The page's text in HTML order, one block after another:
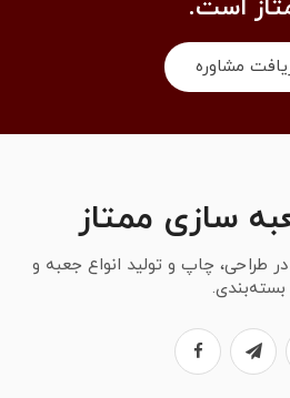
است.
مشاوره
سازی ممتاز
طراحی، چاپ و تولید انواع جعبه و
بسته‌بندی.